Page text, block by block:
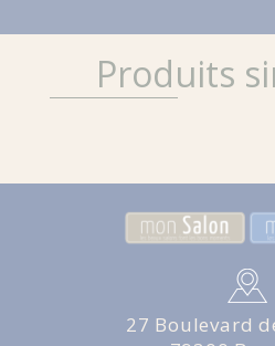
Produits
27 Boulevard